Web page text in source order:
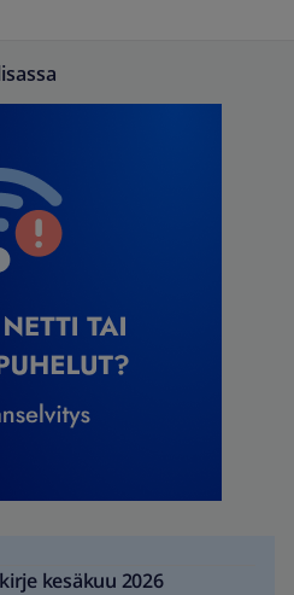
kesäkuu 2026